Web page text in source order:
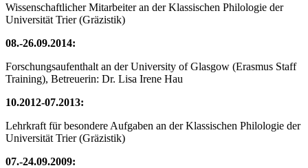
Wissenschaftlicher Mitarbeiter an der Klassischen Philologie der
Universität Trier (Gräzistik)
08.-26.09.2014:
Forschungsaufenthalt an der University of Glasgow (Erasmus Staff
Training), Betreuerin: Dr. Lisa Irene Hau
10.2012-07.2013:
Lehrkraft für besondere Aufgaben an der Klassischen Philologie der
Universität Trier (Gräzistik)
07.-24.09.2009: